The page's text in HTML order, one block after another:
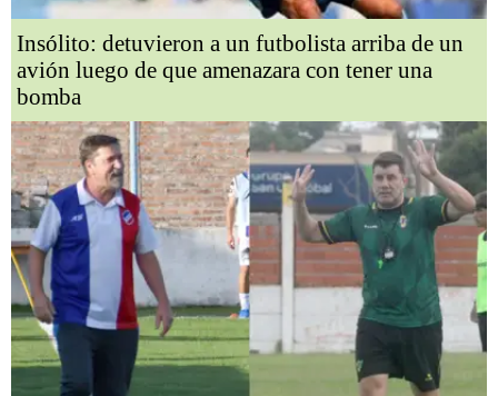
Insólito: detuvieron a un futbolista arriba de un
avión luego de que amenazara con tener una
bomba